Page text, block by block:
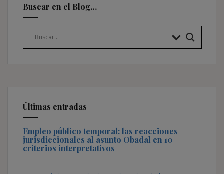
Buscar en el Blog…
Últimas entradas
Empleo público temporal: las reacciones
jurisdiccionales al asunto Obadal en 10
criterios interpretativos